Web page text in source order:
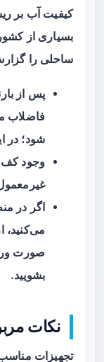
کیفیت آب بر
بسیاری از
ساحلی را
پس از
فاضلاب
شود؛ در
وجود کف
اگر در
می‌کنید،
صورت
بشویید.
نکات
تجهیزات مناسب